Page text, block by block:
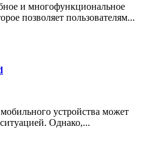
и многофункциональное
позволяет пользователям...
устройства может
Однако,...